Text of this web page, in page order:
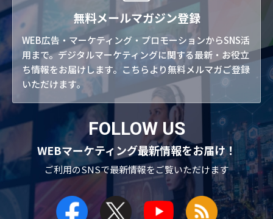
無料メールマガジン登録
WEB広告・マーケティング・プロモーションからSNS活
用まで。デジタルマーケティングに関する最新・お役立
ち情報をお届けします。こちらより無料メルマガご登録
いただけます。
FOLLOW US
WEBマーケティング最新情報をお届け！
ご利用のSNSで最新情報をご覧いただけます